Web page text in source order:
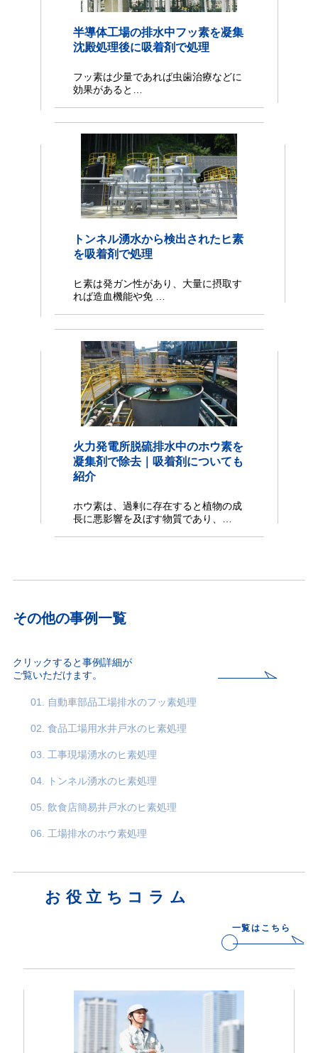
半導体工場の排水中フッ素を凝集
沈殿処理後に吸着剤で処理
フッ素は少量であれば虫歯治療などに
効果があると…
トンネル湧水から検出されたヒ素
を吸着剤で処理
ヒ素は発ガン性があり、大量に摂取す
れば造血機能や免 …
火力発電所脱硫排水中のホウ素を
凝集剤で除去｜吸着剤についても
紹介
ホウ素は、過剰に存在すると植物の成
長に悪影響を及ぼす物質であり、…
その他の事例一覧
クリックすると事例詳細が
ご覧いただけます。
01. 自動車部品工場排水のフッ素処理
02. 食品工場用水井戸水のヒ素処理
03. 工事現場湧水のヒ素処理
04. トンネル湧水のヒ素処理
05. 飲食店簡易井戸水のヒ素処理
06. 工場排水のホウ素処理
お役立ちコラム
一覧はこちら